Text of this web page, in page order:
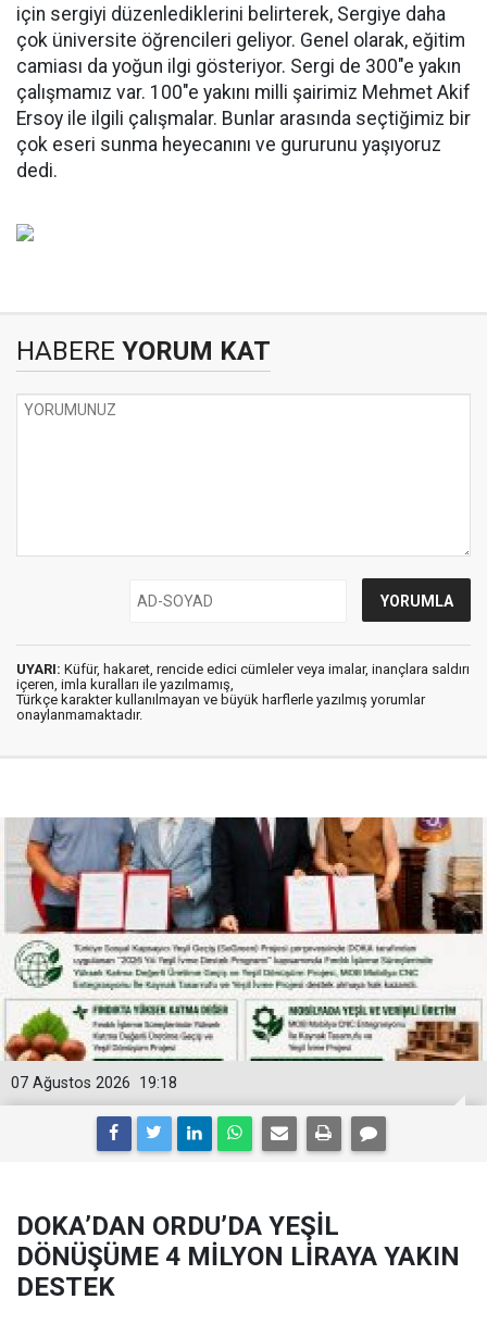
için sergiyi düzenlediklerini belirterek, Sergiye daha
çok üniversite öğrencileri geliyor. Genel olarak, eğitim
camiası da yoğun ilgi gösteriyor. Sergi de 300"e yakın
çalışmamız var. 100"e yakını milli şairimiz Mehmet Akif
Ersoy ile ilgili çalışmalar. Bunlar arasında seçtiğimiz bir
çok eseri sunma heyecanını ve gururunu yaşıyoruz
dedi.
HABERE YORUM KAT
UYARI: Küfür, hakaret, rencide edici cümleler veya imalar, inançlara saldırı
içeren, imla kuralları ile yazılmamış,
Türkçe karakter kullanılmayan ve büyük harflerle yazılmış yorumlar
onaylanmamaktadır.
19:18
07 Ağustos 2026
DOKA’DAN ORDU’DA YEŞİL
DÖNÜŞÜME 4 MİLYON LİRAYA YAKIN
DESTEK